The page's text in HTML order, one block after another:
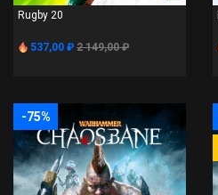
Rugby 20
537,00 ₽ 2 149,00 ₽
-75%